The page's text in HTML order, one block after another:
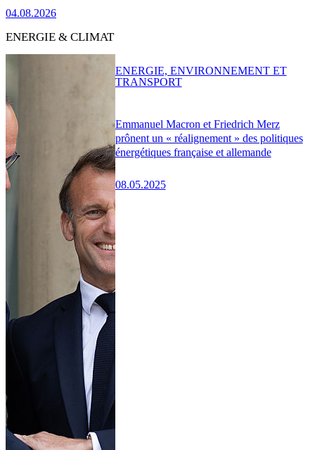
04.08.2026
ENERGIE & CLIMAT
Emmanuel Macron et Friedrich Merz
prônent un « réalignement » des politiques
énergétiques française et allemande
08.05.2025
ENERGIE, ENVIRONNEMENT ET
TRANSPORT